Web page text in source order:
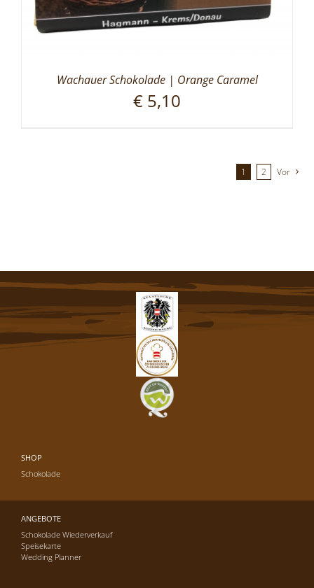
Wachauer Schokolade | Orange Caramel
€ 5,10
1 2 Vor
SHOP
Schokolade
ANGEBOTE
Schokolade Wiederverkauf
Speisekarte
Wedding Planner